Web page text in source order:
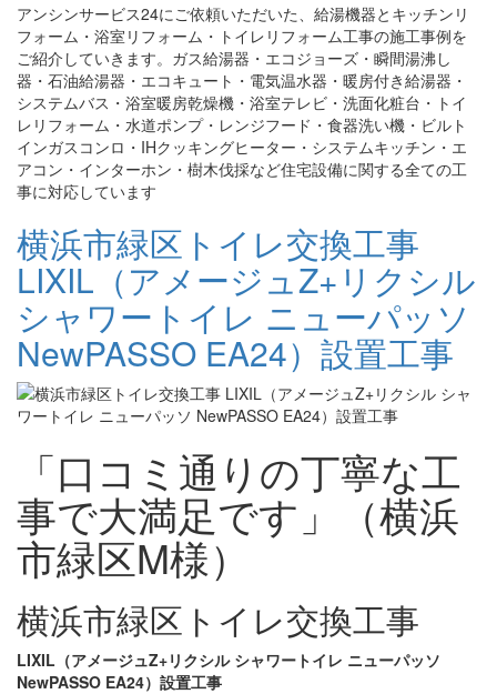
アンシンサービス24にご依頼いただいた、給湯機器とキッチンリ
フォーム・浴室リフォーム・トイレリフォーム工事の施工事例を
ご紹介していきます。ガス給湯器・エコジョーズ・瞬間湯沸し
器・石油給湯器・エコキュート・電気温水器・暖房付き給湯器・
システムバス・浴室暖房乾燥機・浴室テレビ・洗面化粧台・トイ
レリフォーム・水道ポンプ・レンジフード・食器洗い機・ビルト
インガスコンロ・IHクッキングヒーター・システムキッチン・エ
アコン・インターホン・樹木伐採など住宅設備に関する全ての工
事に対応しています
横浜市緑区トイレ交換工事
LIXIL（アメージュZ+リクシル
シャワートイレ ニューパッソ
NewPASSO EA24）設置工事
「口コミ通りの丁寧な工
事で大満足です」（横浜
市緑区M様）
横浜市緑区トイレ交換工事
LIXIL（アメージュZ+リクシル シャワートイレ ニューパッソ
NewPASSO EA24）設置工事